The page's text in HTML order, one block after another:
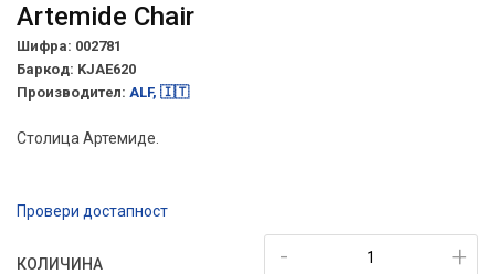
Artemide Chair
Шифра: 002781
Баркод: KJAE620
Производител: ALF, 🇮🇹
Столица Артемиде.
Провери достапност
КОЛИЧИНА +
-